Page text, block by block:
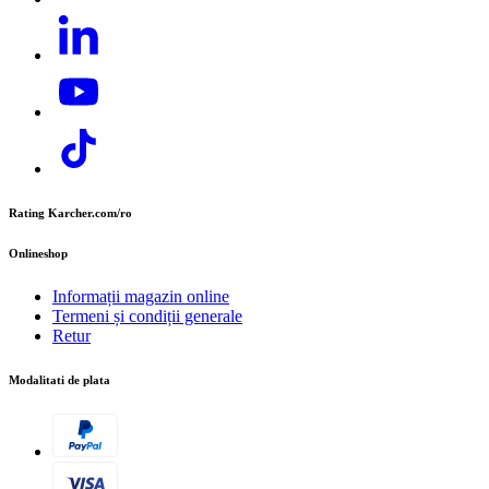
Telefon:
contact.office@cer.kaercher.com
Rating Karcher.com/ro
Onlineshop
Informații magazin online
Termeni și condiții generale
Retur
Modalitati de plata